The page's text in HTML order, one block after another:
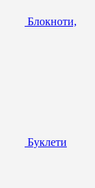
Блокноти,
Буклети